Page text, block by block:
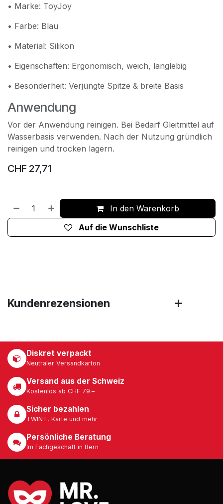
• Marke: ToyJoy
• Farbe: Blau
• Material: Silikon
• Eigenschaften: Ergonomisch, weich, langlebig
• Besonderheit: Verjüngte Spitze & breite Basis
Anwendung
Vor der Anwendung reinigen. Bei Bedarf Gleitmittel auf
Wasserbasis verwenden. Nach der Nutzung gründlich
reinigen und trocken lagern.
CHF 27,71
In den Warenkorb
Auf die Wunschliste
Kundenrezensionen
Diskret verpackt
Neutraler Versandkarton
Versand aus der Schweiz
Kostenlos ab CHF 79.–
Sicher bezahlen
TWINT, Karte und mehr
Persönliche Beratung
Im Fachgeschäft in Bern